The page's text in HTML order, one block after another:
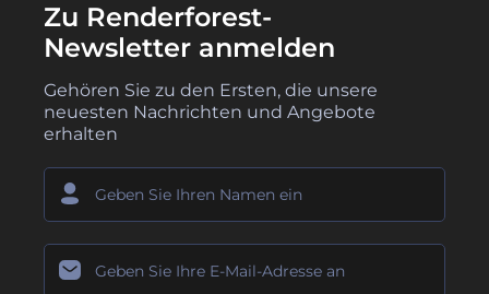
Zu Renderforest-
Newsletter anmelden
Gehören Sie zu den Ersten, die unsere
neuesten Nachrichten und Angebote
erhalten